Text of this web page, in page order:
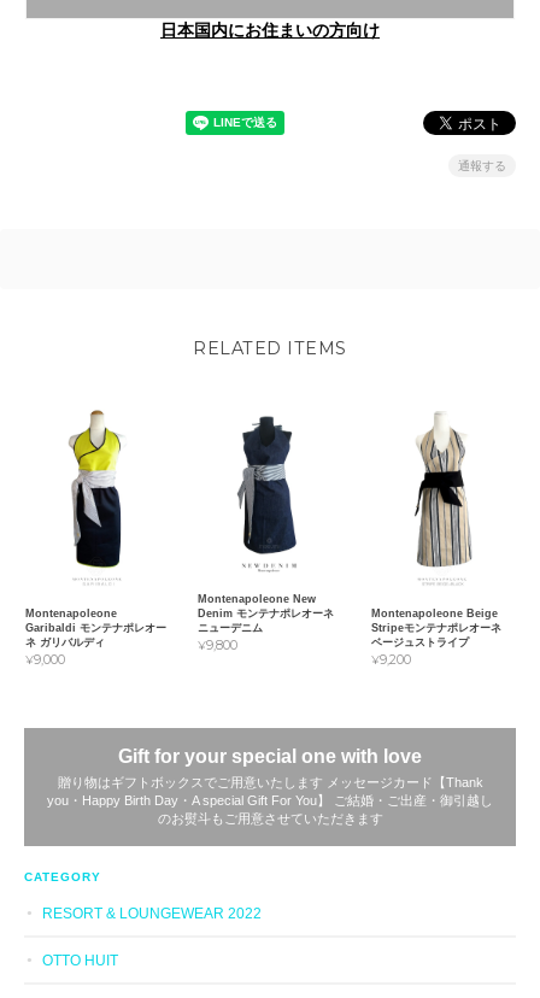
日本国内にお住まいの方向け
通報する
RELATED ITEMS
Montenapoleone
Garibaldi モンテナポレオー
ネ ガリバルディ
¥9,000
Montenapoleone New
Denim モンテナポレオーネ
ニューデニム
¥9,800
Montenapoleone Beige
Stripeモンテナポレオーネ
ベージュストライプ
¥9,200
Gift for your special one with love
贈り物はギフトボックスでご用意いたします メッセージカード【Thank
you・Happy Birth Day・A special Gift For You】 ご結婚・ご出産・御引越し
のお熨斗もご用意させていただきます
CATEGORY
RESORT & LOUNGEWEAR 2022
OTTO HUIT